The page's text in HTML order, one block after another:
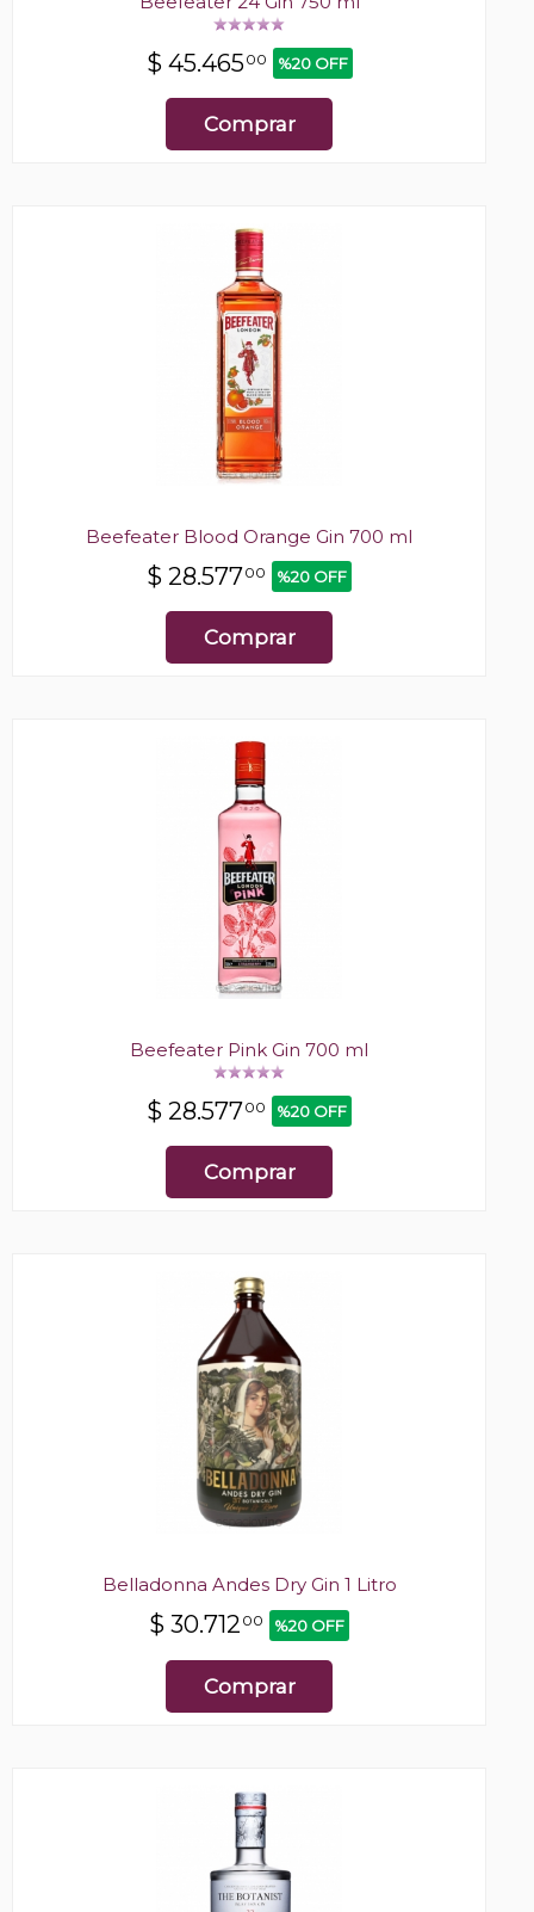
$ 45.46500 %20 OFF
Comprar
Beefeater Blood Orange Gin 700 ml
$ 28.57700 %20 OFF
Comprar
Beefeater Pink Gin 700 ml
$ 28.57700 %20 OFF
Comprar
Belladonna Andes Dry Gin 1 Litro
$ 30.712 00 %20 OFF
Comprar